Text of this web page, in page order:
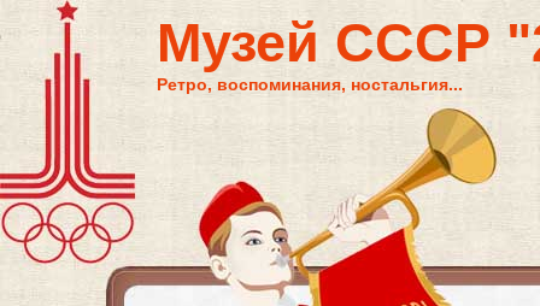
Музей СССР
Ретро, воспоминания, ностальгия...